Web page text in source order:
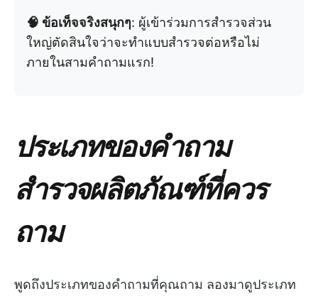
🧠 ข้อเท็จจริงสนุกๆ: ผู้เข้าร่วมการสำรวจส่วน
ใหญ่ตัดสินใจว่าจะทำแบบสำรวจต่อหรือไม่
ภายในสามคำถามแรก!
ประเภทของคำถาม
สำรวจผลิตภัณฑ์ที่ควร
ถาม
พูดถึงประเภทของคำถามที่คุณถาม ลองมาดูประเภท